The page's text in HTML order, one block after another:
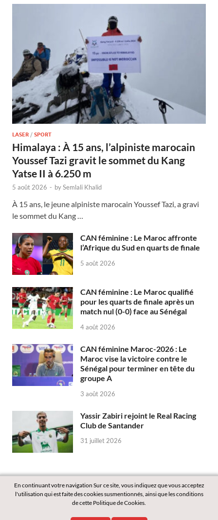
LASER / SPORT
Himalaya : À 15 ans, l’alpiniste marocain
Youssef Tazi gravit le sommet du Kang
Yatse II à 6.250 m
5 août 2026 - bySemlali Khalid
À 15 ans, le jeune alpiniste marocain Youssef Tazi, a gravi
le sommet du Kang …
CAN féminine : Le Maroc affronte
l’Afrique du Sud en quarts de finale
5 août 2026
CAN féminine : Le Maroc qualifié
pour les quarts de finale après un
match nul (0-0) face au Sénégal
4 août 2026
CAN féminine Maroc-2026 : Le
Maroc vise la victoire contre le
Sénégal pour terminer en tête du
groupe A
3 août 2026
Yassir Zabiri rejoint le Real Racing
Club de Santander
31 juillet 2026
En continuant votre navigation Sur ce site, vous indiquez que vous acceptez
l'utilisation qui est faite des cookies susmentionnés, ainsi que les conditions
de cette Politique de Cookies.